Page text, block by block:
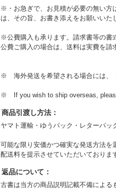
※・お急ぎで、お見積が必要の無い方
は、その旨、お書き添えをお願いいた
※公費購入も承ります。請求書等の書
公費ご購入の場合は、送料は実費を請
※ 海外発送を希望される場合には、
※ If you wish to ship overseas,
商品引渡し方法：
ヤマト運輸・ゆうパック・レターパッ
可能な限り安価かつ確実な発送方法を
配送料を提示させていただいておりま
返品について：
古書は当方の商品説明記載不備による